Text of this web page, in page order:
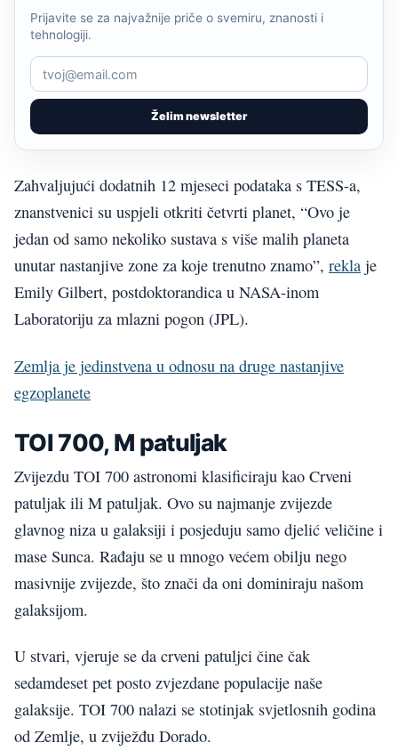
Želim newsletter
Prijavite se za najvažnije priče o svemiru, znanosti i
tehnologiji.
Zahvaljujući dodatnih 12 mjeseci podataka s TESS-a,
znanstvenici su uspjeli otkriti četvrti planet, “Ovo je
jedan od samo nekoliko sustava s više malih planeta
unutar nastanjive zone za koje trenutno znamo”, rekla je
Emily Gilbert, postdoktorandica u NASA-inom
Laboratoriju za mlazni pogon (JPL).
Zemlja je jedinstvena u odnosu na druge nastanjive
egzoplanete
TOI 700, M patuljak
Zvijezdu TOI 700 astronomi klasificiraju kao Crveni
patuljak ili M patuljak. Ovo su najmanje zvijezde
glavnog niza u galaksiji i posjeduju samo djelić veličine i
mase Sunca. Rađaju se u mnogo većem obilju nego
masivnije zvijezde, što znači da oni dominiraju našom
galaksijom.
U stvari, vjeruje se da crveni patuljci čine čak
sedamdeset pet posto zvjezdane populacije naše
galaksije. TOI 700 nalazi se stotinjak svjetlosnih godina
od Zemlje, u zviježđu Dorado.